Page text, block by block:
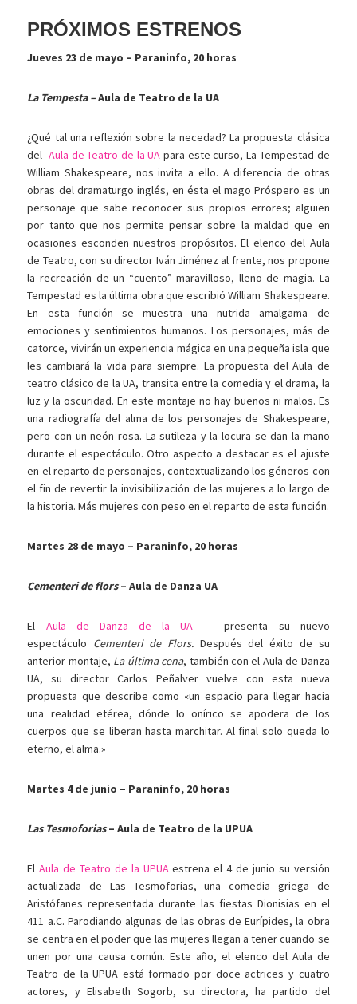
PRÓXIMOS ESTRENOS
Jueves 23 de mayo – Paraninfo, 20 horas
La Tempesta –Aula de Teatro de la UA
¿Qué tal una reflexión sobre la necedad? La propuesta clásica
del Aula de Teatro de la UApara este curso, La Tempestad de
William Shakespeare, nos invita a ello. A diferencia de otras
obras del dramaturgo inglés, en ésta el mago Próspero es un
personaje que sabe reconocer sus propios errores; alguien
por tanto que nos permite pensar sobre la maldad que en
ocasiones esconden nuestros propósitos. El elenco del Aula
de Teatro, con su director Iván Jiménez al frente, nos propone
la recreación de un “cuento” maravilloso, lleno de magia. La
Tempestad es la última obra que escribió William Shakespeare.
En esta función se muestra una nutrida amalgama de
emociones y sentimientos humanos. Los personajes, más de
catorce, vivirán un experiencia mágica en una pequeña isla que
les cambiará la vida para siempre. La propuesta del Aula de
teatro clásico de la UA, transita entre la comedia y el drama, la
luz y la oscuridad. En este montaje no hay buenos ni malos. Es
una radiografía del alma de los personajes de Shakespeare,
pero con un neón rosa. La sutileza y la locura se dan la mano
durante el espectáculo. Otro aspecto a destacar es el ajuste
en el reparto de personajes, contextualizando los géneros con
el fin de revertir la invisibilización de las mujeres a lo largo de
la historia. Más mujeres con peso en el reparto de esta función.
Martes 28 de mayo – Paraninfo, 20 horas
Cementeri de flors– Aula de Danza UA
El Aula de Danza de la UA
presenta su nuevo
espectáculo Cementeri de Flors. Después del éxito de su
anterior montaje, La última cena, también con el Aula de Danza
UA, su director Carlos Peñalver vuelve con esta nueva
propuesta que describe como «un espacio para llegar hacia
una realidad etérea, dónde lo onírico se apodera de los
cuerpos que se liberan hasta marchitar. Al final solo queda lo
eterno, el alma.»
Martes 4 de junio – Paraninfo, 20 horas
Las Tesmoforias– Aula de Teatro de la UPUA
ElAula de Teatro de la UPUAestrena el 4 de junio su versión
actualizada de Las Tesmoforias, una comedia griega de
Aristófanes representada durante las fiestas Dionisias en el
411 a.C. Parodiando algunas de las obras de Eurípides, la obra
se centra en el poder que las mujeres llegan a tener cuando se
unen por una causa común. Este año, el elenco del Aula de
Teatro de la UPUA está formado por doce actrices y cuatro
actores, y Elisabeth Sogorb, su directora, ha partido del